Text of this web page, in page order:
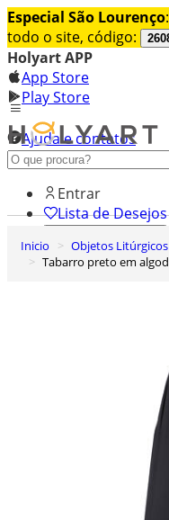
Especial São Lourenço:
todo o site, código:
Holyart APP
App Store
Play Store
Ajuda e contatos
Conheça premium
Entrar
Lista de Desejos
0
Carrinho de Compras
Inicio Objetos Litúrgicos
Tabarro preto em